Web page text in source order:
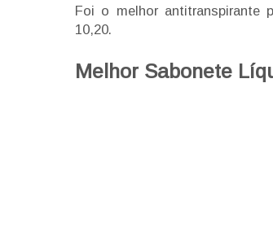
Foi o melhor antitranspirante
10,20.
Melhor Sabonete